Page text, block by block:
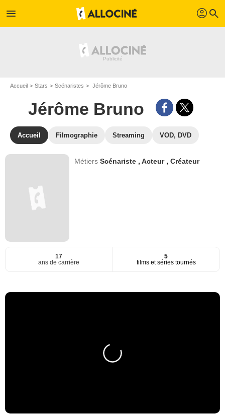
menu profil search
Accueil Stars Scénaristes Jérôme Bruno
Jérôme Bruno
Accueil Filmographie Streaming VOD, DVD
MétiersScénariste ,Acteur ,Créateur
17
ans de carrière
5
films et séries tournés